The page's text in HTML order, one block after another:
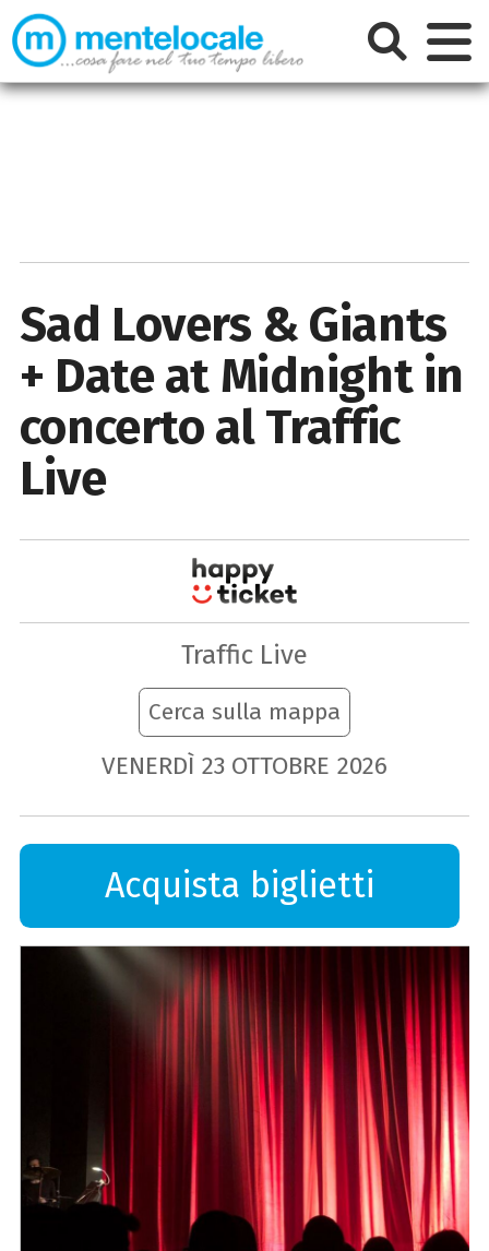
Sad Lovers & Giants
+ Date at Midnight in
concerto al Traffic
Live
Traffic Live
Cerca sulla mappa
VENERDÌ 23 OTTOBRE 2026
Acquista biglietti